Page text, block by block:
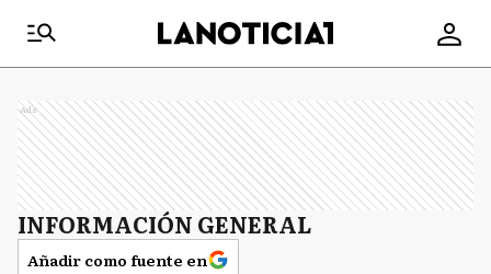
Ads
INFORMACIÓN GENERAL
Añadir como fuente en